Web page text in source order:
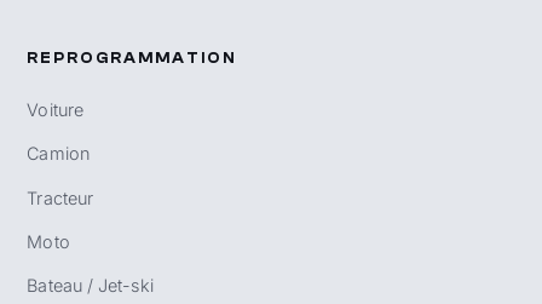
REPROGRAMMATION
Voiture
Camion
Tracteur
Moto
Bateau / Jet-ski